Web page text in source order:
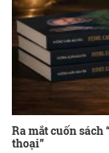
Ra mắt cuốn sách
thoại”